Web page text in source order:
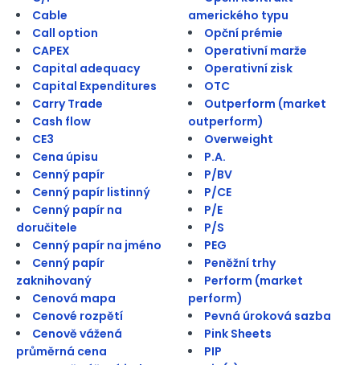
Cable
Call option
CAPEX
Capital adequacy
Capital Expenditures
Carry Trade
Cash flow
CE3
Cena úpisu
Cenný papír
Cenný papír listinný
Cenný papír na
doručitele
Cenný papír na jméno
Cenný papír
zaknihovaný
Cenová mapa
Cenové rozpětí
Cenově vážená
průměrná cena
amerického typu
Opční prémie
Operativní marže
Operativní zisk
OTC
Outperform (market
outperform)
Overweight
P.A.
P/BV
P/CE
P/E
P/S
PEG
Peněžní trhy
Perform (market
perform)
Pevná úroková sazba
Pink Sheets
PIP